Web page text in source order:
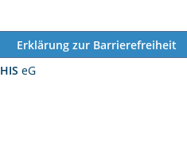
Erklärung zur Barrierefreiheit
HIS eG